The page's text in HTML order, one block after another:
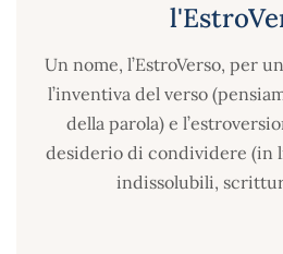
Un nome, l’EstroVerso, per
l’inventiva del verso
della parola) e
desiderio di condividere (in
indissolubili,